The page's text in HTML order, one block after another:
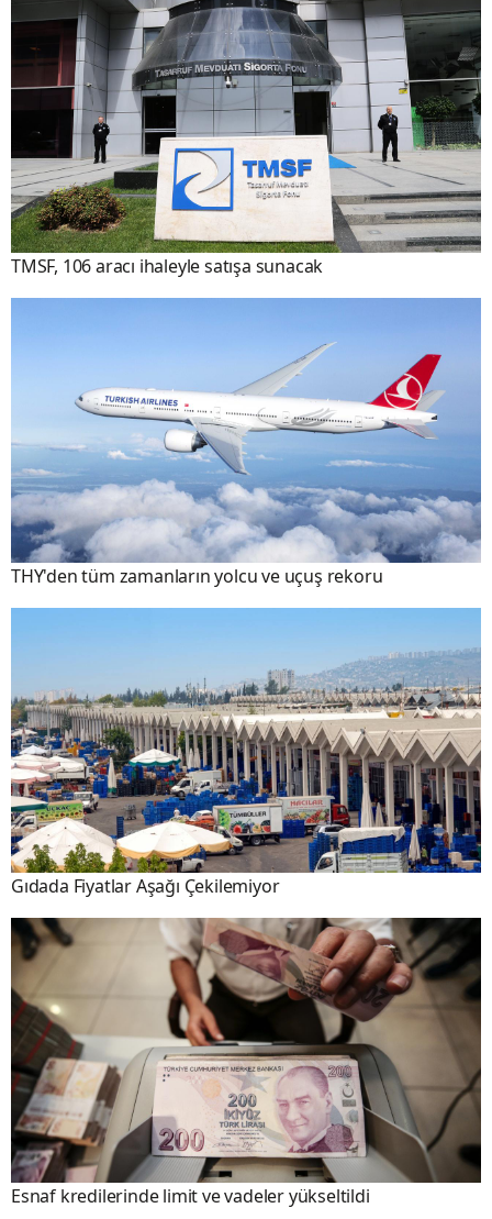
TMSF, 106 aracı ihaleyle satışa sunacak
THY'den tüm zamanların yolcu ve uçuş rekoru
Gıdada Fiyatlar Aşağı Çekilemiyor
Esnaf kredilerinde limit ve vadeler yükseltildi